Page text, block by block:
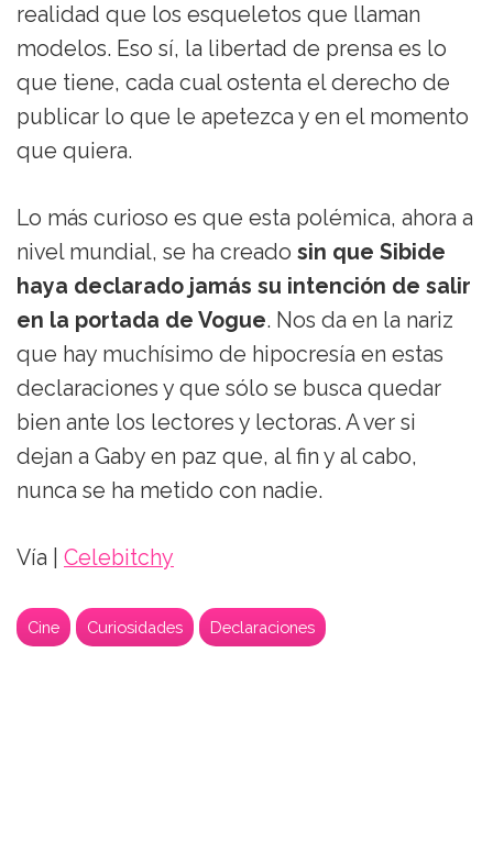
realidad que los esqueletos que llaman
modelos. Eso sí, la libertad de prensa es lo
que tiene, cada cual ostenta el derecho de
publicar lo que le apetezca y en el momento
que quiera.
Lo más curioso es que esta polémica, ahora a
nivel mundial, se ha creado sin que Sibide
haya declarado jamás su intención de salir
en la portada de Vogue. Nos da en la nariz
que hay muchísimo de hipocresía en estas
declaraciones y que sólo se busca quedar
bien ante los lectores y lectoras. A ver si
dejan a Gaby en paz que, al fin y al cabo,
nunca se ha metido con nadie.
Vía | Celebitchy
Cine Curiosidades Declaraciones